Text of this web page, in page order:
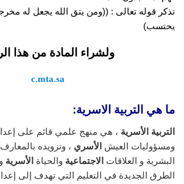
تذكر قوله تعالى : ((ومن يتق الله يجعل له
يحتسب)
ولشراء المادة من هذا
c.mta.sa
ما هي التربية الاسرية:
التربية الأسرية ، هي منهج علمي قائم على
ومسؤوليات العيش
الأسري ، وتزويده
البشرية و العلاقات
الاجتماعية والحياة الأسرية
الطرق الجديدة في التعليم التي تهدف إلى